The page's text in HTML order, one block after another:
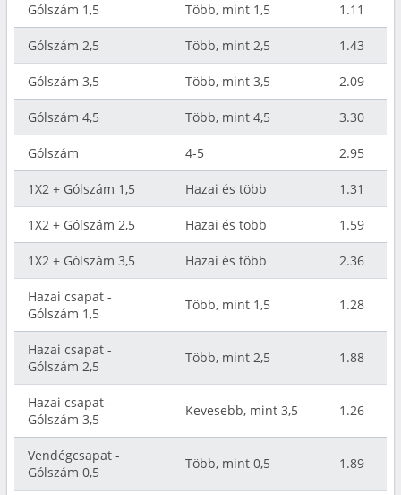
Gólszám 1,5 Több, mint 1,5 1.11
Gólszám 2,5 Több, mint 2,5 1.43
Gólszám 3,5 Több, mint 3,5 2.09
Gólszám 4,5 Több, mint 4,5 3.30
Gólszám 4-5 2.95
1X2 + Gólszám 1,5 Hazai és több 1.31
1X2 + Gólszám 2,5 Hazai és több 1.59
1X2 + Gólszám 3,5 Hazai és több 2.36
Hazai csapat -
Gólszám 1,5
Több, mint 1,5 1.28
Hazai csapat -
Gólszám 2,5
Több, mint 2,5 1.88
Hazai csapat -
Gólszám 3,5
Kevesebb, mint 3,5 1.26
Vendégcsapat -
Gólszám 0,5
Több, mint 0,5 1.89